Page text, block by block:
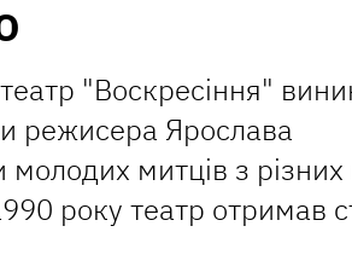
"Воскресіння"
режисера Ярослава
митців з різних
року театр отримав